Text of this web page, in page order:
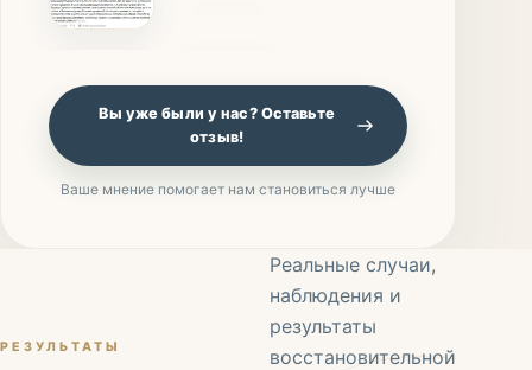
Вы уже были у нас? Оставьте
отзыв!
Реальные случаи,
наблюдения и